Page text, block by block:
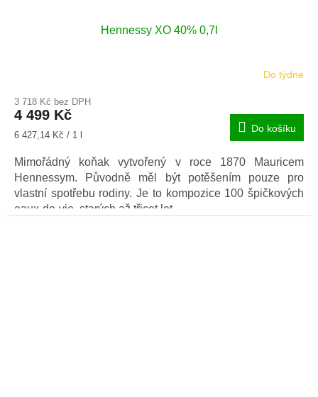
Hennessy XO 40% 0,7l
Do týdne
3 718 Kč bez DPH
4 499 Kč
Měrná
6 427,14 Kč / 1 l
Do košíku
Mimořádný koňak vytvořený v roce 1870 Mauricem
Hennessym. Původně měl být potěšením pouze pro
vlastní spotřebu rodiny. Je to kompozice 100 špičkových
eaux-de-vie, starých až třicet let.